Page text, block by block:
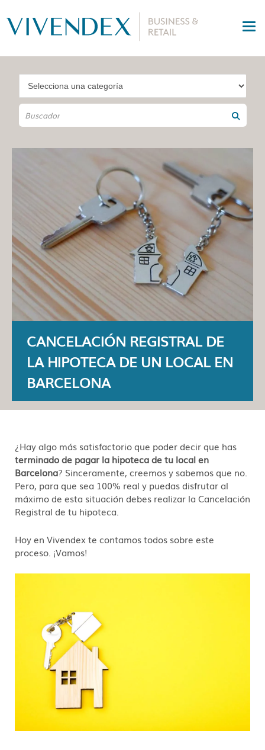
CANCELACIÓN REGISTRAL DE
LA HIPOTECA DE UN LOCAL EN
BARCELONA
¿Hay algo más satisfactorio que poder decir que has
terminado de pagar la hipoteca de tu local en
Barcelona? Sinceramente, creemos y sabemos que no.
Pero, para que sea 100% real y puedas disfrutar al
máximo de esta situación debes realizar la Cancelación
Registral de tu hipoteca.
Hoy en Vivendex te contamos todos sobre este
proceso. ¡Vamos!